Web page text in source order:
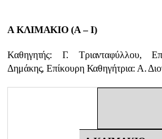
Α ΚΛΙΜΑΚΙΟ (Α – Ι)
Καθηγητής: Γ. Τριανταφύλλου,
Δημάκης, Επίκουρη Καθηγήτρια: Α.